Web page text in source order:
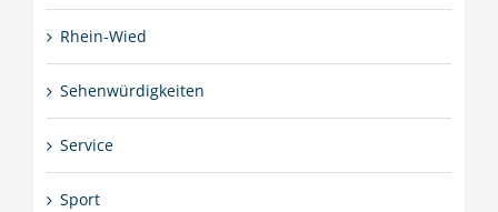
Rhein-Wied
Sehenwürdigkeiten
Service
Sport